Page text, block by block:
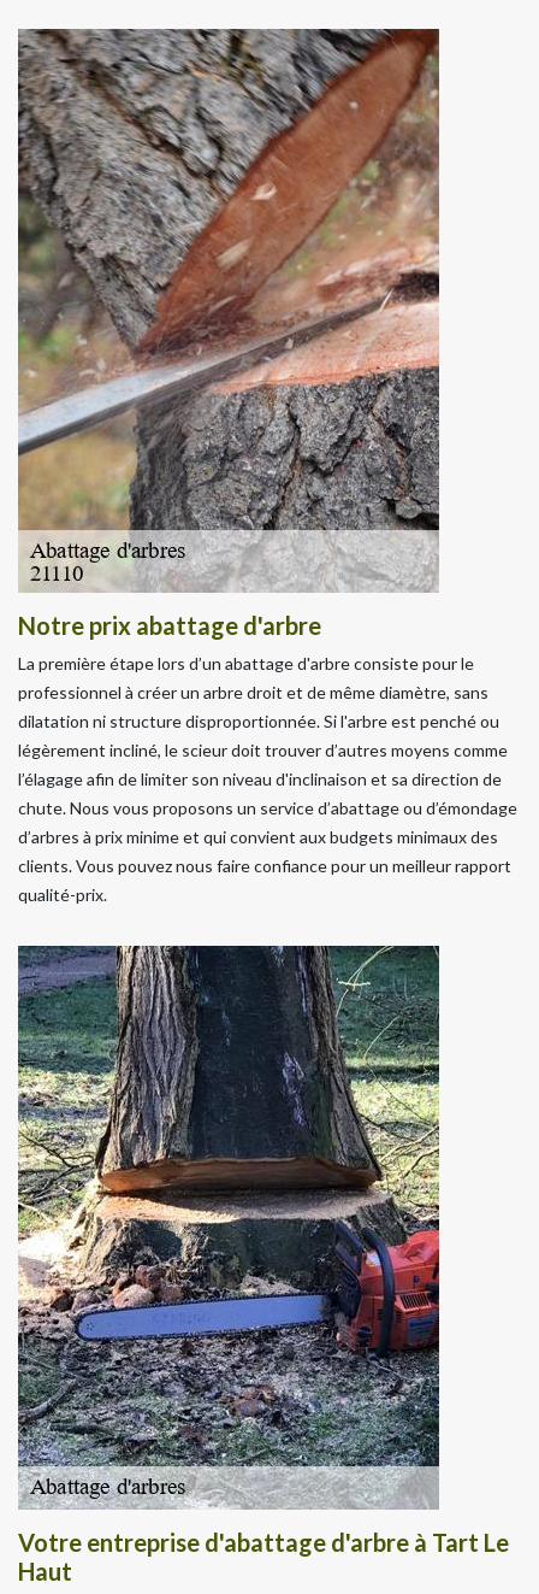
Notre prix abattage d'arbre
La première étape lors d’un abattage d'arbre consiste pour le
professionnel à créer un arbre droit et de même diamètre, sans
dilatation ni structure disproportionnée. Si l'arbre est penché ou
légèrement incliné, le scieur doit trouver d’autres moyens comme
l’élagage afin de limiter son niveau d'inclinaison et sa direction de
chute. Nous vous proposons un service d’abattage ou d’émondage
d’arbres à prix minime et qui convient aux budgets minimaux des
clients. Vous pouvez nous faire confiance pour un meilleur rapport
qualité-prix.
Votre entreprise d'abattage d'arbre à Tart Le
Haut